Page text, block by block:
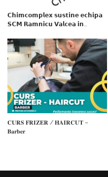
𝗖𝗵𝗶𝗺𝗰𝗼𝗺𝗽𝗹𝗲𝘅 𝘀𝘂𝘀𝘁𝗶𝗻𝗲 𝗲𝗰𝗵𝗶𝗽𝗮
𝗦𝗖𝗠 𝗥𝗮𝗺𝗻𝗶𝗰𝘂 𝗩𝗮𝗹𝗰𝗲𝗮 𝗶𝗻
𝗳𝗶𝗻𝗮𝗻𝘁𝗮𝘁𝗼𝗿
𝐂𝐔𝐑𝐒 𝐅𝐑𝐈𝐙𝐄𝐑 / 𝐇𝐀𝐈𝐑𝐂𝐔𝐓 –
𝐁𝐚𝐫𝐛𝐞𝐫